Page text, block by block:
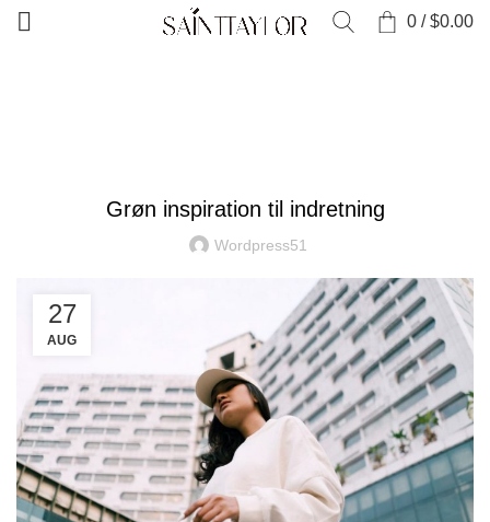
0 / $0.00
Grøn inspiration til indretning
Wordpress51
27
AUG